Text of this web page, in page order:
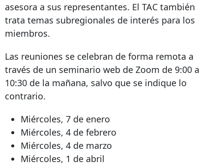
asesora a sus representantes. El TAC también
trata temas subregionales de interés para los
miembros.
Las reuniones se celebran de forma remota a
través de un seminario web de Zoom de 9:00 a
10:30 de la mañana, salvo que se indique lo
contrario.
Miércoles, 7 de enero
Miércoles, 4 de febrero
Miércoles, 4 de marzo
Miércoles, 1 de abril